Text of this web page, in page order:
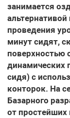
занимается
проведения
минут сидят,
поверхностью
динамических
сидя) с
конторок. На
Базарного
от